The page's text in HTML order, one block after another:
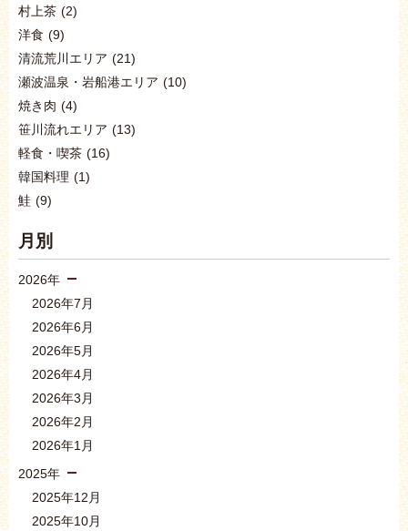
村上茶 (2)
洋食 (9)
清流荒川エリア (21)
瀬波温泉・岩船港エリア (10)
焼き肉 (4)
笹川流れエリア (13)
軽食・喫茶 (16)
韓国料理 (1)
鮭 (9)
月別
2026年
2026年7月
2026年6月
2026年5月
2026年4月
2026年3月
2026年2月
2026年1月
2025年
2025年12月
2025年10月